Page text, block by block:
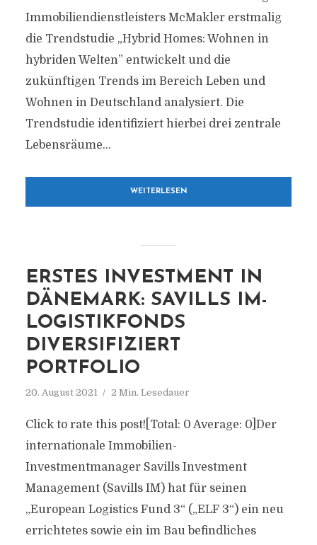
Immobiliendienstleisters McMakler erstmalig
die Trendstudie „Hybrid Homes: Wohnen in
hybriden Welten” entwickelt und die
zukünftigen Trends im Bereich Leben und
Wohnen in Deutschland analysiert. Die
Trendstudie identifiziert hierbei drei zentrale
Lebensräume...
WEITERLESEN
ERSTES INVESTMENT IN
DÄNEMARK: SAVILLS IM-
LOGISTIKFONDS
DIVERSIFIZIERT
PORTFOLIO
20. August 2021 2 Min. Lesedauer
Click to rate this post![Total: 0 Average: 0]Der
internationale Immobilien-
Investmentmanager Savills Investment
Management (Savills IM) hat für seinen
„European Logistics Fund 3“ („ELF 3“) ein neu
errichtetes sowie ein im Bau befindliches